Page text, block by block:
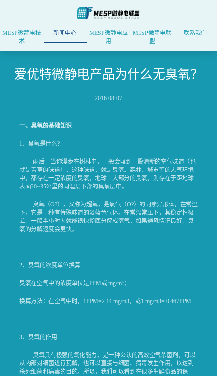
MESP微静电技
术
新闻中心
MESP微静电应
用
MESP微静电联
盟
联系我们
爱优特微静电产品为什么无臭氧？
2016-08-07
一、臭氧的基础知识
1．臭氧是什么?
雨后，当你漫步在树林中，一般会嗅到一股清新的空气味道（也
就是青草的味道），这种味道，就是臭氧。森林、城市等的大气环境
中，都存在一定浓度的臭氧，地球上大部分的臭氧，则存在于距地球
表面20~35公里的同温层下部的臭氧层中。
臭氧（O?），又称为超氧，是氧气（O?）的同素异形体，在常温
下，它是一种有特殊味道的淡蓝色气体。在常温常压下，其稳定性极
差，一般半小时内就能很快彻底分解成氧气，如果通风情况良好，臭
氧的分解速度会更快。
2．臭氧的浓度单位换算
臭氧在空气中的浓度单位是PPM或 mg/m3；
换算方法：在空气中时，1PPM=2.14 mg/m3，或1 mg/m3= 0.467PPM
3．臭氧的作用
臭氧具有极强的氧化能力，是一种公认的高效空气杀菌剂，可以
从内部对细菌进行瓦解，也可以直接与细菌、病毒发生作用，以达到
杀死细菌和病毒的目的。所以，我们可以看到在很多生鲜食品的保